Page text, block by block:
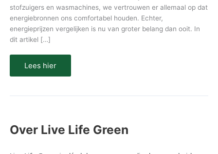
stofzuigers en wasmachines, we vertrouwen er allemaal op dat
energiebronnen ons comfortabel houden. Echter,
energieprijzen vergelijken is nu van groter belang dan ooit. In
dit artikel […]
Lees hier
Over Live Life Green